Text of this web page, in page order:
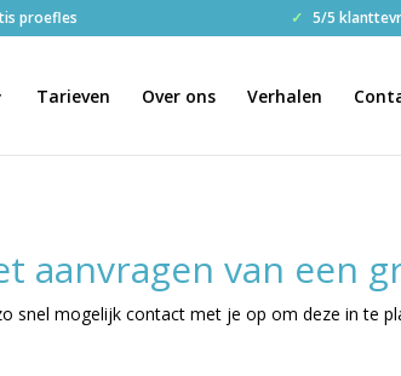
proefles ✓ 5/5
Tarieven Over ons Verhalen
aanvragen van een
snel mogelijk contact met je op om deze in te